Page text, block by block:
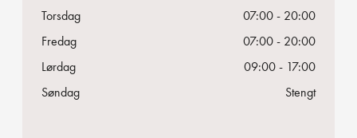
Torsdag
07:00 - 20:00
Fredag
07:00 - 20:00
Lørdag
09:00 - 17:00
Søndag
Stengt